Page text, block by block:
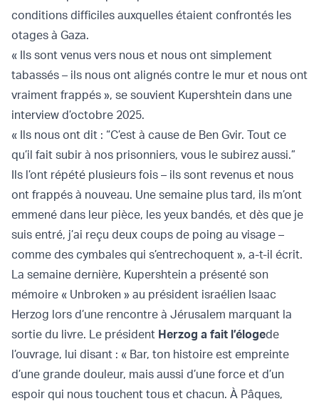
conditions difficiles auxquelles étaient confrontés les
otages à Gaza.
« Ils sont venus vers nous et nous ont simplement
tabassés – ils nous ont alignés contre le mur et nous ont
vraiment frappés », se souvient Kupershtein dans une
interview d’octobre 2025.
« Ils nous ont dit : “C’est à cause de Ben Gvir. Tout ce
qu’il fait subir à nos prisonniers, vous le subirez aussi.”
Ils l’ont répété plusieurs fois – ils sont revenus et nous
ont frappés à nouveau. Une semaine plus tard, ils m’ont
emmené dans leur pièce, les yeux bandés, et dès que je
suis entré, j’ai reçu deux coups de poing au visage –
comme des cymbales qui s’entrechoquent », a-t-il écrit.
La semaine dernière, Kupershtein a présenté son
mémoire « Unbroken » au président israélien Isaac
Herzog lors d’une rencontre à Jérusalem marquant la
sortie du livre. Le président Herzog a fait l’élogede
l’ouvrage, lui disant : « Bar, ton histoire est empreinte
d’une grande douleur, mais aussi d’une force et d’un
espoir qui nous touchent tous et chacun. À Pâques,